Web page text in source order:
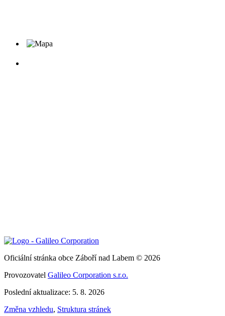
Oficiální stránka obce Záboří nad Labem © 2026
Provozovatel Galileo Corporation s.r.o.
Poslední aktualizace: 5. 8. 2026
Změna vzhledu, Struktura stránek